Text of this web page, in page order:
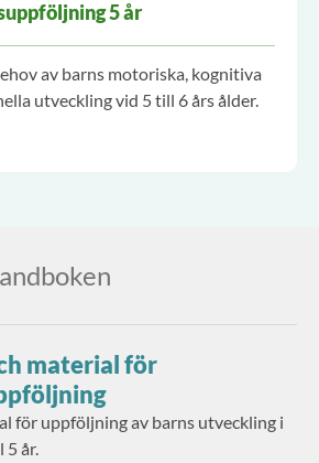
5 år
av barns motoriska, kognitiva
utveckling vid 5 till 6 års ålder.
material för
för uppföljning av barns utveckling i
5 år.